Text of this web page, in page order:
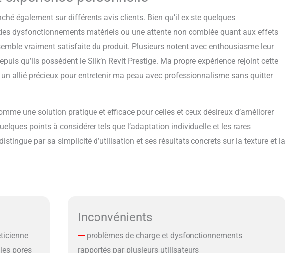
également sur différents avis clients. Bien qu’il existe quelques
dysfonctionnements matériels ou une attente non comblée quant aux effets
vraiment satisfaite du produit. Plusieurs notent avec enthousiasme leur
qu’ils possèdent le Silk’n Revit Prestige. Ma propre expérience rejoint cette
allié précieux pour entretenir ma peau avec professionnalisme sans quitter
une solution pratique et efficace pour celles et ceux désireux d’améliorer
points à considérer tels que l’adaptation individuelle et les rares
par sa simplicité d’utilisation et ses résultats concrets sur la texture et la
pores
Inconvénients
problèmes de charge et dysfonctionnements
rapportés par plusieurs utilisateurs